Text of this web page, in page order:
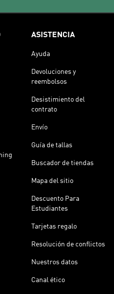
ASISTENCIA
Ayuda
Devoluciones y
reembolsos
Desistimiento del
contrato
Envío
Guía de tallas
Buscador de tiendas
Mapa del sitio
Descuento Para
Estudiantes
Tarjetas regalo
Resolución de conflictos
Nuestros datos
Canal ético